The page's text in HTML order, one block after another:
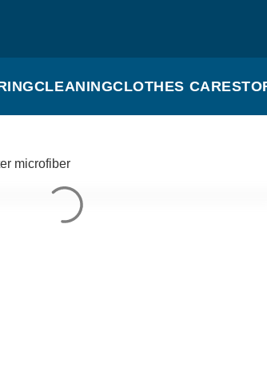
CLEANINGCLOTHES CARE
microfiber